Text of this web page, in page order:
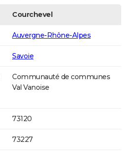
Courchevel
Auvergne-Rhône-Alpes
Savoie
Communauté de communes
Val Vanoise
73120
73227